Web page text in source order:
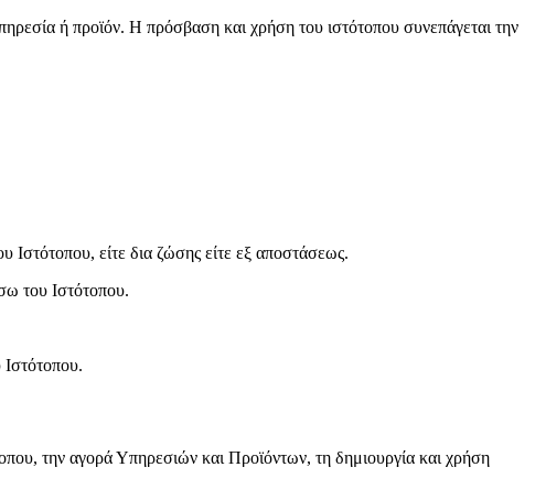
ή προϊόν. Η πρόσβαση και χρήση του ιστότοπου συνεπάγεται την
Ιστότοπου, είτε δια ζώσης είτε εξ αποστάσεως.
του Ιστότοπου.
την αγορά Υπηρεσιών και Προϊόντων, τη δημιουργία και χρήση